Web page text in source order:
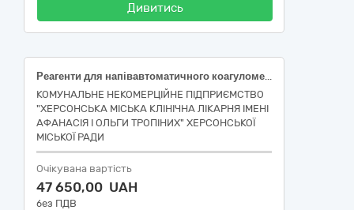
Дивитись
Реагенти для напівавтоматичного коагулометра ECL 412
КОМУНАЛЬНЕ НЕКОМЕРЦІЙНЕ ПІДПРИЄМСТВО
"ХЕРСОНСЬКА МІСЬКА КЛІНІЧНА ЛІКАРНЯ ІМЕНІ
АФАНАСІЯ І ОЛЬГИ ТРОПІНИХ" ХЕРСОНСЬКОЇ
МІСЬКОЇ РАДИ
Очікувана вартість
47 650,00 UAH
без ПДВ